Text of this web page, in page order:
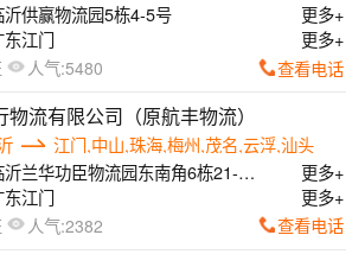
沂供赢物流园5栋4-5号
更多+
东江门 更多+
人气:5480 查看电话
物流有限公司（原航丰物流）
江门,中山,珠海,梅州,茂名,云浮,汕头
沂兰华功臣物流园东南角6栋21-30
与人民路交汇）
更多+
东江门 更多+
人气:2382 查看电话